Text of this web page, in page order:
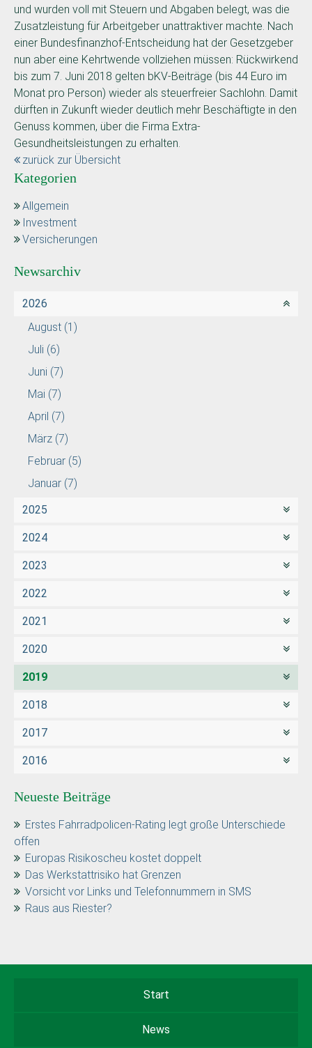
und wurden voll mit Steuern und Abgaben belegt, was die
Zusatzleistung für Arbeitgeber unattraktiver machte. Nach
einer Bundesfinanzhof-Entscheidung hat der Gesetzgeber
nun aber eine Kehrtwende vollziehen müssen: Rückwirkend
bis zum 7. Juni 2018 gelten bKV-Beiträge (bis 44 Euro im
Monat pro Person) wieder als steuerfreier Sachlohn. Damit
dürften in Zukunft wieder deutlich mehr Beschäftigte in den
Genuss kommen, über die Firma Extra-
Gesundheitsleistungen zu erhalten.
zurück zur Übersicht
Kategorien
Allgemein
Investment
Versicherungen
Newsarchiv
2026
August (1)
Juli (6)
Juni (7)
Mai (7)
April (7)
März (7)
Februar (5)
Januar (7)
2025
2024
2023
2022
2021
2020
2019
2018
2017
2016
Neueste Beiträge
Erstes Fahrradpolicen-Rating legt große Unterschiede
offen
Europas Risikoscheu kostet doppelt
Das Werkstattrisiko hat Grenzen
Vorsicht vor Links und Telefonnummern in SMS
Raus aus Riester?
Start
News